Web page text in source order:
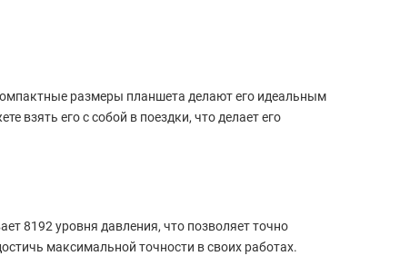
размеры планшета делают его идеальным
взять его с собой в поездки, что делает его
8192 уровня давления, что позволяет точно
максимальной точности в своих работах.